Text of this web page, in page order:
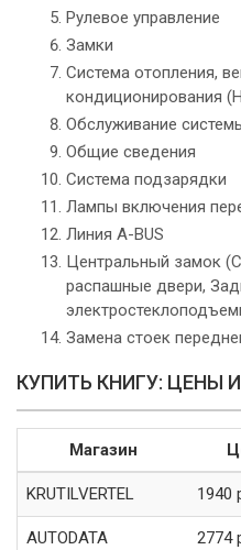
Рулевое управление
Замки
Система отопления,
кондиционирования
Обслуживание
Общие сведения
Система подзарядки
Лампы включения
Линия A-BUS
Центральный замок
распашные двери,
Замена стоек
КУПИТЬ КНИГУ: ЦЕНЫ
Магазин
KRUTILVERTEL 1940
AUTODATA 2774